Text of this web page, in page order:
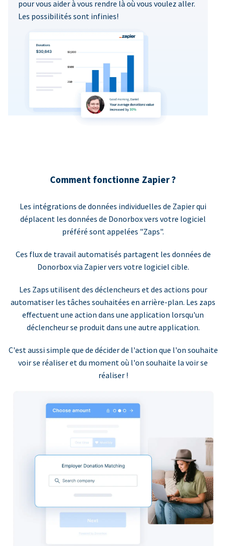
pour vous aider à vous rendre là où vous voulez aller.
Les possibilités sont infinies!
Comment fonctionne Zapier ?
Les intégrations de données individuelles de Zapier qui
déplacent les données de Donorbox vers votre logiciel
préféré sont appelées "Zaps".
Ces flux de travail automatisés partagent les données de
Donorbox via Zapier vers votre logiciel cible.
Les Zaps utilisent des déclencheurs et des actions pour
automatiser les tâches souhaitées en arrière-plan. Les zaps
effectuent une action dans une application lorsqu'un
déclencheur se produit dans une autre application.
C'est aussi simple que de décider de l'action que l'on souhaite
voir se réaliser et du moment où l'on souhaite la voir se
réaliser !